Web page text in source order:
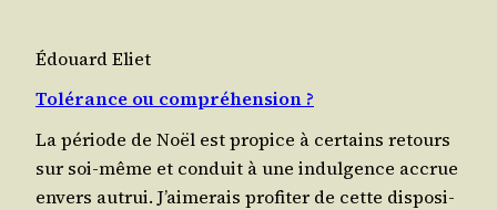
Édouard Eliet
Tolérance ou compréhension ?
La période de Noël est pro­pice à cer­tains retours
sur soi-même et conduit à une indul­gence accrue
envers autrui. J’ai­me­rais pro­fi­ter de cette dis­po­si­